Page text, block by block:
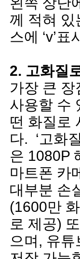
께 적혀 있
스에 ‘v’
2. 고화질
가장 큰
사용할 수
떤 화질로
다. ‘고화
은 1080P
마트폰 카
대부분 손
(1600만
로 제공)
으며, 유